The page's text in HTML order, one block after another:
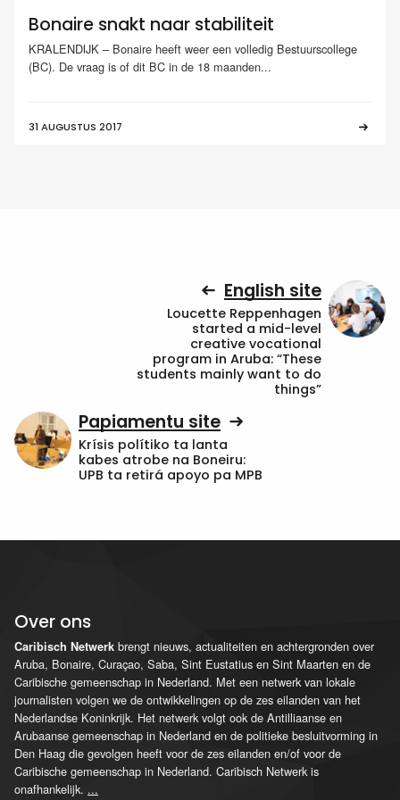
Bonaire snakt naar stabiliteit
KRALENDIJK – Bonaire heeft weer een volledig Bestuurscollege
(BC). De vraag is of dit BC in de 18 maanden...
31 AUGUSTUS 2017
English site
Loucette Reppenhagen
started a mid-level
creative vocational
program in Aruba: “These
students mainly want to do
things”
Papiamentu site
Krísis polítiko ta lanta
kabes atrobe na Boneiru:
UPB ta retirá apoyo pa MPB
Over ons
Caribisch Netwerk brengt nieuws, actualiteiten en achtergronden over
Aruba, Bonaire, Curaçao, Saba, Sint Eustatius en Sint Maarten en de
Caribische gemeenschap in Nederland. Met een netwerk van lokale
journalisten volgen we de ontwikkelingen op de zes eilanden van het
Nederlandse Koninkrijk. Het netwerk volgt ook de Antilliaanse en
Arubaanse gemeenschap in Nederland en de politieke besluitvorming in
Den Haag die gevolgen heeft voor de zes eilanden en/of voor de
Caribische gemeenschap in Nederland. Caribisch Netwerk is
onafhankelijk. ...